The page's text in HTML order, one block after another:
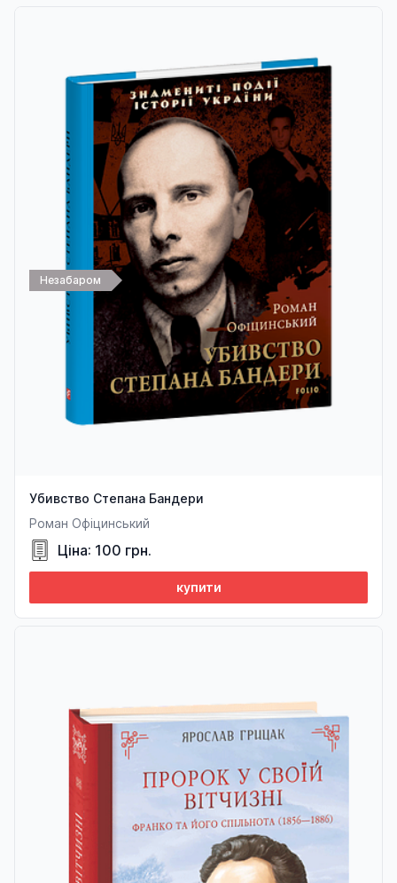
Незабаром
Убивство Степана Бандери
Роман Офіцинський
Ціна: 100 грн.
купити